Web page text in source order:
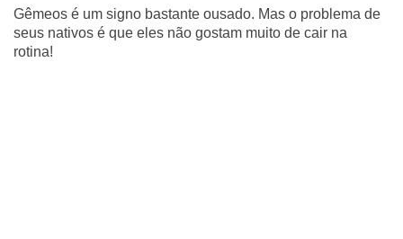
Gêmeos é um signo bastante ousado. Mas o problema de
seus nativos é que eles não gostam muito de cair na
rotina!